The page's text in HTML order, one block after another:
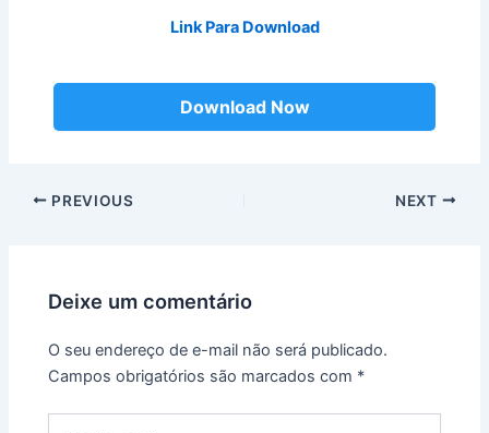
Link Para Download
Download Now
Post
PREVIOUS NEXT
Deixe um comentário
O seu endereço de e-mail não será publicado.
Campos obrigatórios são marcados com *